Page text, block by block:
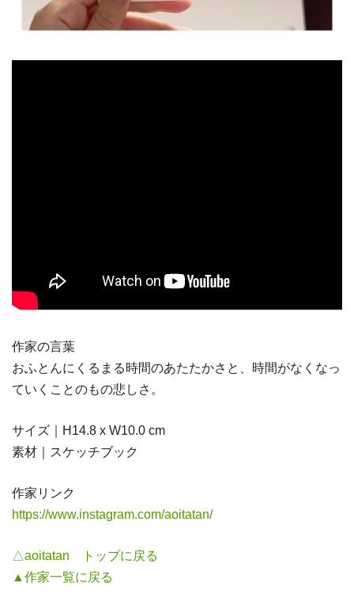
作家の言葉
おふとんにくるまる時間のあたたかさと、時間がなくなっ
ていくことのもの悲しさ。
サイズ｜H14.8 x W10.0 cm
素材｜スケッチブック
作家リンク
https://www.instagram.com/aoitatan/
△aoitatan トップに戻る
▲作家一覧に戻る